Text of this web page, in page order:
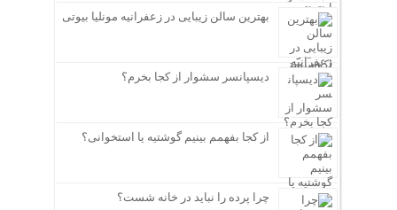
بهترین سالن زیبایی در زعفرانیه مونلیا بیوتی
دیسپانسر سشوار از کجا بخرم؟
از کجا بفهمم بینیم گوشتیه یا استخوانی؟
چرا پرده را نباید در خانه شست؟